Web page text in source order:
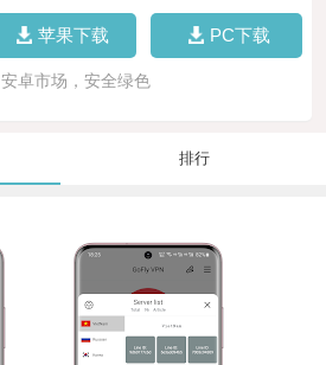
苹果下载 PC下载
安卓市场，安全绿色
排行